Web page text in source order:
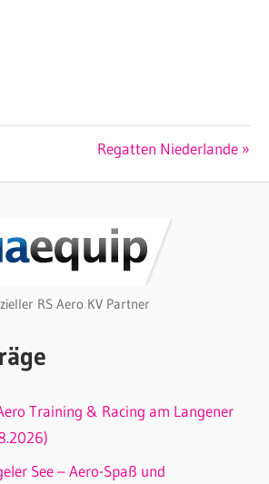
Nächster
Regatten Niederlande
RS Aero KV Partner
Training & Racing am Langener
See – Aero-Spaß und